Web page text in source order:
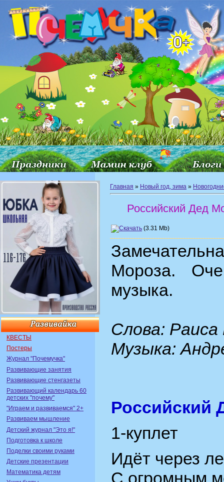
КВЕСТЫ
Постеры
Журнал "Почемучка"
Развивающие занятия
Развивающие стенгазеты
Развивающий календарь 60
детских "почему"
"Играем и развиваемся" 2+
Развиваем мышление
Детский журнал "Это я!"
Подготовка к школе
Поделки своими руками
Детские презентации
Математика детям
Главная » Новый год, зима »
Российский Дед
(3.31 Mb)
Мороза.
музыка.
Слова: Раиса
Музыка:
Российский
1-куплет
Идёт через